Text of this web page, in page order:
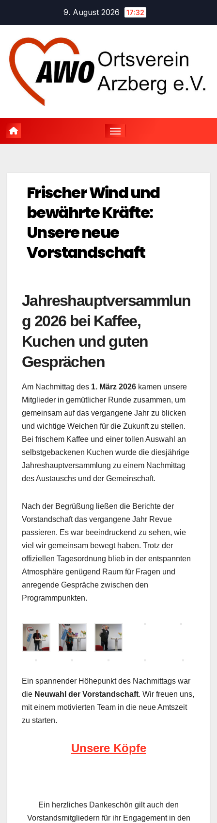
springen
9. August 2026 17:32
Frischer Wind und
bewährte Kräfte:
Unsere neue
Vorstandschaft
Jahreshauptversammlun
g 2026 bei Kaffee,
Kuchen und guten
Gesprächen
Am Nachmittag des 1. März 2026 kamen unsere
Mitglieder in gemütlicher Runde zusammen, um
gemeinsam auf das vergangene Jahr zu blicken
und wichtige Weichen für die Zukunft zu stellen.
Bei frischem Kaffee und einer tollen Auswahl an
selbstgebackenen Kuchen wurde die diesjährige
Jahreshauptversammlung zu einem Nachmittag
des Austauschs und der Gemeinschaft.
Nach der Begrüßung ließen die Berichte der
Vorstandschaft das vergangene Jahr Revue
passieren. Es war beeindruckend zu sehen, wie
viel wir gemeinsam bewegt haben. Trotz der
offiziellen Tagesordnung blieb in der entspannten
Atmosphäre genügend Raum für Fragen und
anregende Gespräche zwischen den
Programmpunkten.
Ein spannender Höhepunkt des Nachmittags war
die Neuwahl der Vorstandschaft. Wir freuen uns,
mit einem motivierten Team in die neue Amtszeit
zu starten.
Unsere Köpfe
Ein herzliches Dankeschön gilt auch den
Vorstandsmitgliedern für ihr Engagement in den